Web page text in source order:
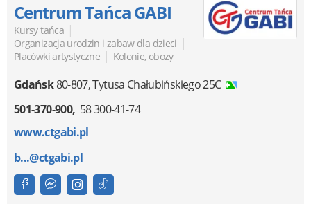
Centrum Tańca GABI
Kursy tańca |
Organizacja urodzin i zabaw dla dzieci |
Placówki artystyczne | Kolonie, obozy
Gdańsk80-807,Tytusa Chałubińskiego 25C
501-370-900 58 300-41-74
www.ctgabi.pl
b...@ctgabi.pl